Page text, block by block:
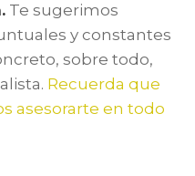
Te sugerimos
y constantes
sobre todo,
Recuerda que
asesorarte en todo